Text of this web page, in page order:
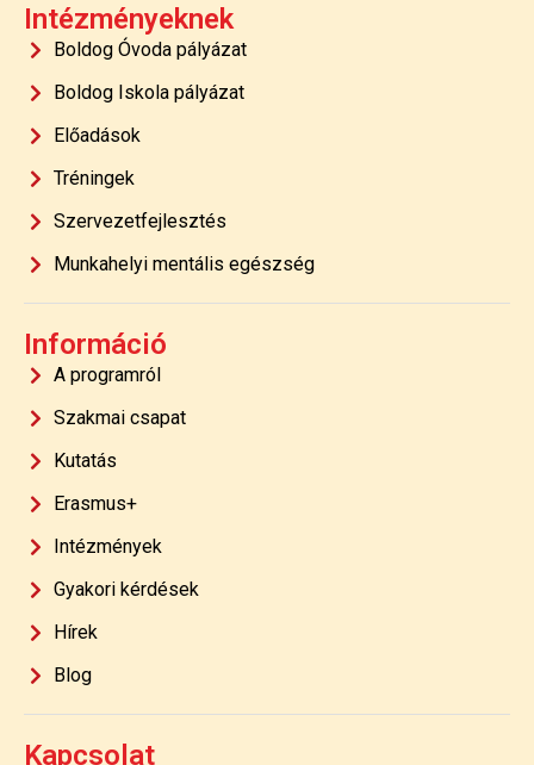
Intézményeknek
Boldog Óvoda pályázat
Boldog Iskola pályázat
Előadások
Tréningek
Szervezetfejlesztés
Munkahelyi mentális egészség
Információ
A programról
Szakmai csapat
Kutatás
Erasmus+
Intézmények
Gyakori kérdések
Hírek
Blog
Kapcsolat